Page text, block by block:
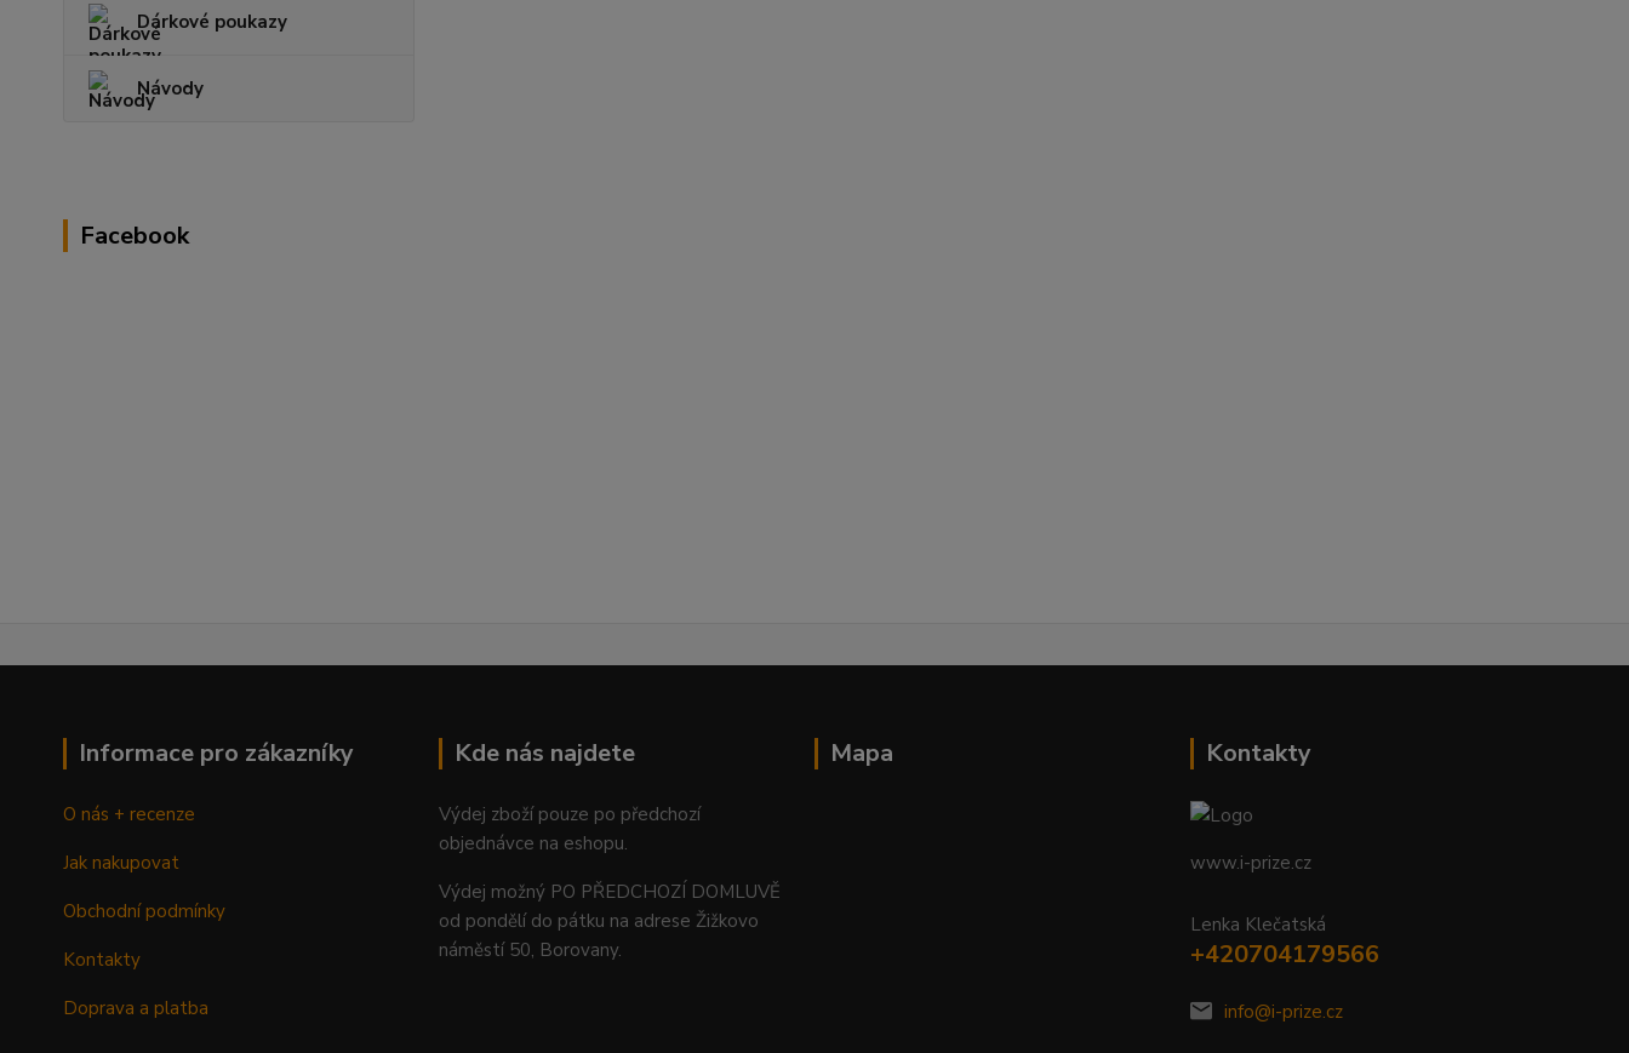
Dárkové poukazy
Návody
Facebook
Informace pro zákazníky
O nás + recenze
Jak nakupovat
Obchodní podmínky
Kontakty
Doprava a platba
Kde nás najdete
Výdej zboží pouze po předchozí
objednávce na eshopu.
Výdej možný PO PŘEDCHOZÍ DOMLUVĚ
od pondělí do pátku na adrese Žižkovo
náměstí 50, Borovany.
Mapa Kontakty
www.i-prize.cz
Lenka Klečatská
+420704179566
info@i-prize.cz